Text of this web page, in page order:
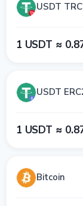
USDT
1 USDT ≈
USDT
1 USDT ≈
Bitcoin